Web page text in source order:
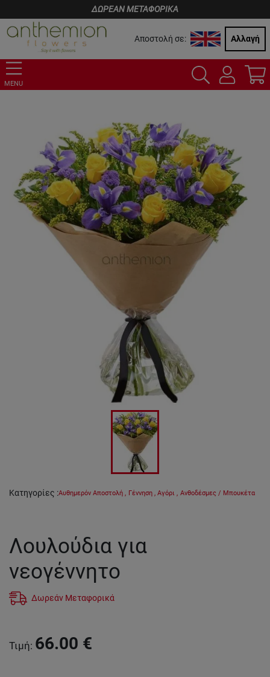
ΔΩΡΕΑΝ ΜΕΤΑΦΟΡΙΚΑ
Αποστολή σε: Αλλαγή
MENU
Κατηγορίες :Αυθημερόν Αποστολή , Γέννηση , Αγόρι , Ανθοδέσμες / Μπουκέτα
Λουλούδια για
νεογέννητο
Δωρεάν Μεταφορικά
Τιμή: 66.00 €